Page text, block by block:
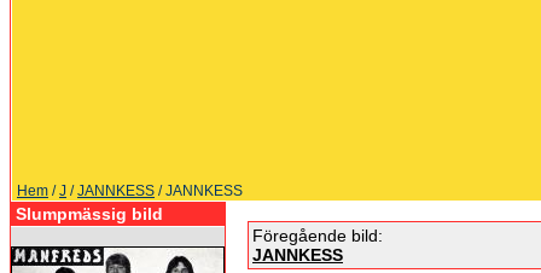
Hem /J /JANNKESS / JANNKESS
Slumpmässig bild
Föregående bild:
JANNKESS